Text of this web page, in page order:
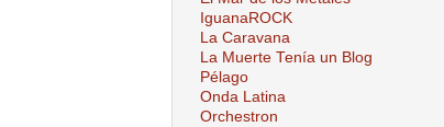
IguanaROCK
La Caravana
La Muerte Tenía un Blog
Pélago
Onda Latina
Orchestron